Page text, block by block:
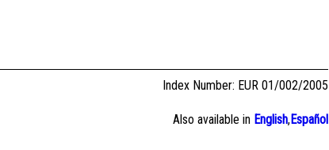
Index Number: EUR 01/002/2005
Also available in English,Español